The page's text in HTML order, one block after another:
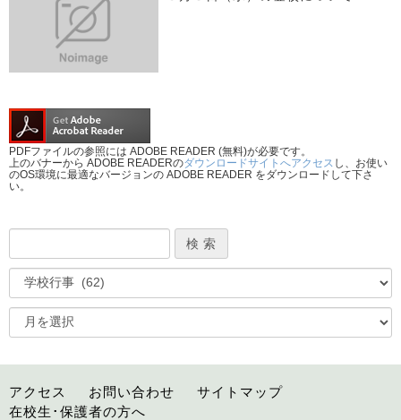
PDFファイルの参照には ADOBE READER (無料)が必要です。
上のバナーから ADOBE READERのダウンロードサイトへアクセス し、お使い
のOS環境に最適なバージョンの ADOBE READER をダウンロードして下さ
い。
アクセス お問い合わせ
サイトマップ
在校生･保護者の方へ